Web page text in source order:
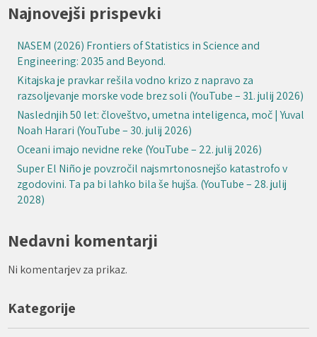
Najnovejši prispevki
NASEM (2026) Frontiers of Statistics in Science and
Engineering: 2035 and Beyond.
Kitajska je pravkar rešila vodno krizo z napravo za
razsoljevanje morske vode brez soli (YouTube – 31. julij 2026)
Naslednjih 50 let: človeštvo, umetna inteligenca, moč | Yuval
Noah Harari (YouTube – 30. julij 2026)
Oceani imajo nevidne reke (YouTube – 22. julij 2026)
Super El Niño je povzročil najsmrtonosnejšo katastrofo v
zgodovini. Ta pa bi lahko bila še hujša. (YouTube – 28. julij
2028)
Nedavni komentarji
Ni komentarjev za prikaz.
Kategorije